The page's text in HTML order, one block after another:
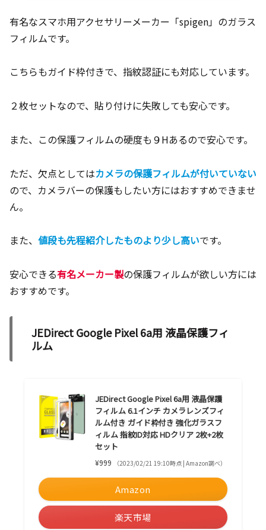
有名なスマホ用アクセサリーメーカー「spigen」のガラス
フィルムです。
こちらもガイド枠付きで、指紋認証にも対応しています。
２枚セットなので、貼り付けに失敗しても安心です。
また、この保護フィルムの硬度も９Hあるので安心です。
ただ、欠点としてはカメラの保護フィルムが付いていない
ので、カメラバーの保護もしたい方にはおすすめできませ
ん。
また、 値段も先程紹介したものより少し高いです。
安心できる有名メーカー製の保護フィルムが欲しい方には
おすすめです。
JEDirect Google Pixel 6a用 液晶保護フィ
ルム
JEDirect Google Pixel 6a用 液晶保護
フィルム 6.1インチ カメラレンズフィ
ルム付き ガイド枠付き 強化ガラスフ
ィルム 指紋ID対応 HDクリア 2枚+2枚
セット
¥999 （2023/02/21 19:10時点 | Amazon調べ）
Amazon
楽天市場